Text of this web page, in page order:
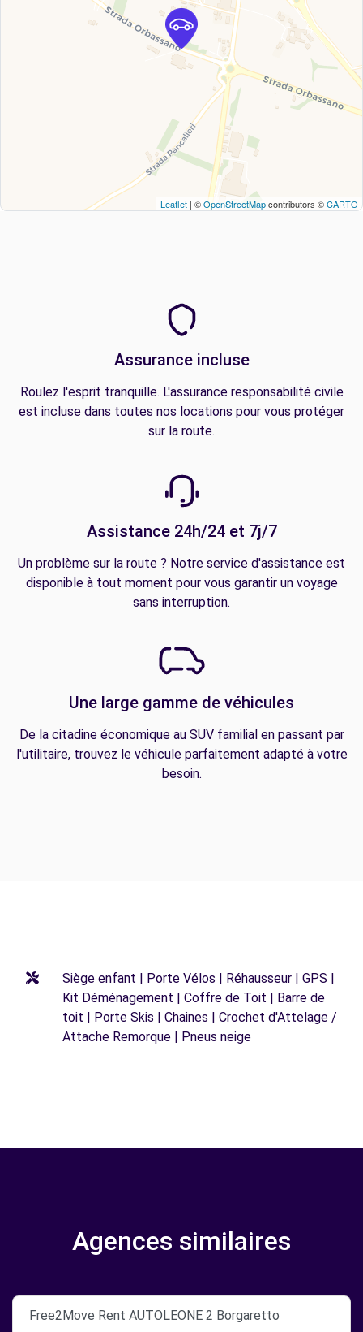
Leaflet | ©OpenStreetMapcontributors ©CARTO
Assurance incluse
Roulez l'esprit tranquille. L'assurance responsabilité civile
est incluse dans toutes nos locations pour vous protéger
sur la route.
Assistance 24h/24 et 7j/7
Un problème sur la route ? Notre service d'assistance est
disponible à tout moment pour vous garantir un voyage
sans interruption.
Une large gamme de véhicules
De la citadine économique au SUV familial en passant par
l'utilitaire, trouvez le véhicule parfaitement adapté à votre
besoin.
Siège enfant | Porte Vélos | Réhausseur | GPS |
Kit Déménagement | Coffre de Toit | Barre de
toit | Porte Skis | Chaines | Crochet d'Attelage /
Attache Remorque | Pneus neige
Agences similaires
Free2Move Rent AUTOLEONE 2 Borgaretto